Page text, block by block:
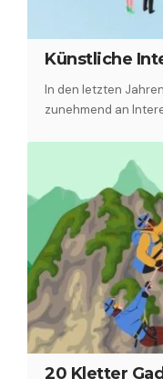
Künstliche
In den letzten
zunehmend an
20 Kletter